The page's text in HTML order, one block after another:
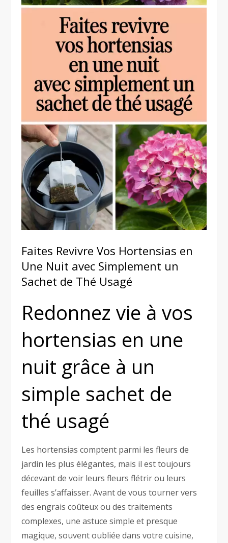
Faites Revivre Vos Hortensias en
Une Nuit avec Simplement un
Sachet de Thé Usagé
Redonnez vie à vos
hortensias en une
nuit grâce à un
simple sachet de
thé usagé
Les hortensias comptent parmi les fleurs de
jardin les plus élégantes, mais il est toujours
décevant de voir leurs fleurs flétrir ou leurs
feuilles s’affaisser. Avant de vous tourner vers
des engrais coûteux ou des traitements
complexes, une astuce simple et presque
magique, souvent oubliée dans votre cuisine,